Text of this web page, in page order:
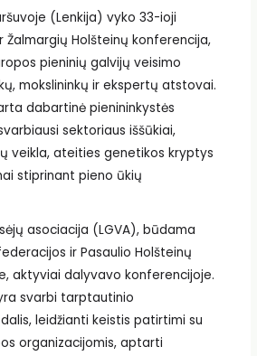
(Lenkija) vyko 33-ioji
Žalmargių Holšteinų konferencija,
pieninių galvijų veisimo
mokslininkų ir ekspertų atstovai.
dabartinė pienininkystės
sektoriaus iššūkiai,
veikla, ateities genetikos kryptys
stiprinant pieno ūkių
asociacija (LGVA), būdama
ir Pasaulio Holšteinų
aktyviai dalyvavo konferencijoje.
svarbi tarptautinio
leidžianti keistis patirtimi su
organizacijomis, aptarti